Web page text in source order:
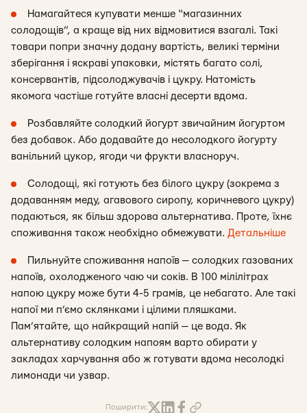
Намагайтеся купувати менше “магазинних
солодощів”, а краще від них відмовитися взагалі. Такі
товари попри значну додану вартість, великі терміни
зберігання і яскраві упаковки, містять багато солі,
консервантів, підсолоджувачів і цукру. Натомість
якомога частіше готуйте власні десерти вдома.
Розбавляйте солодкий йогурт звичайним йогуртом
без добавок. Або додавайте до несолодкого йогурту
ванільний цукор, ягоди чи фрукти власноруч.
Солодощі, які готують без білого цукру (зокрема з
додаванням меду, агавового сиропу, коричневого цукру)
подаються, як більш здорова альтернатива. Проте, їхнє
споживання також необхідно обмежувати. Детальніше
Пильнуйте споживання напоїв — солодких газованих
напоїв, охолодженого чаю чи соків. В 100 мілілітрах
напою цукру може бути 4-5 грамів, це небагато. Але такі
напої ми п’ємо склянками і цілими пляшками.
Пам’ятайте, що найкращий напій — це вода. Як
альтернативу солодким напоям варто обирати у
закладах харчування або ж готувати вдома несолодкі
лимонади чи узвар.
Поширити: